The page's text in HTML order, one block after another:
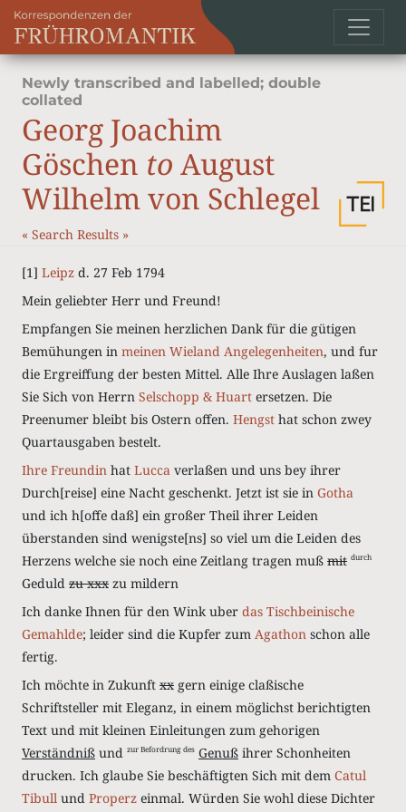
Newly transcribed and labelled; double
collated
Georg Joachim
Göschen to August
Wilhelm von Schlegel
« Search Results »
[1] Leipz d. 27 Feb 1794
Mein geliebter Herr und Freund!
Empfangen Sie meinen herzlichen Dank für die gütigen
Bemühungen in meinen Wieland Angelegenheiten, und fur
die Ergreiffung der besten Mittel. Alle Ihre Auslagen laßen
Sie Sich von Herrn Selschopp &Huart ersetzen. Die
Preenumer bleibt bis Ostern offen. Hengst hat schon zwey
Quartausgaben bestelt.
Ihre Freundin hat Lucca verlaßen und uns bey ihrer
Durch[reise] eine Nacht geschenkt. Jetzt ist sie in Gotha
und ich h[offe daß] ein großer Theil ihrer Leiden
überstanden sind wenigste[ns] so viel um die Leiden des
Herzens welche sie noch eine Zeitlang tragen muß mit durch
Geduld zuxxx zu mildern
Ich danke Ihnen für den Wink uber das Tischbeinische
Gemahlde; leider sind die Kupfer zum Agathon schon alle
fertig.
Ich möchte in Zukunft xx gern einige claßische
Schriftsteller mit Eleganz, in einem möglichst berichtigten
Text und mit kleinen Einleitungen zum gehorigen
Verständniß und zur Befordrung des Genuß ihrer Schonheiten
drucken. Ich glaube Sie beschäftigten Sich mit dem Catul
Tibull und Properz einmal. Würden Sie wohl diese Dichter